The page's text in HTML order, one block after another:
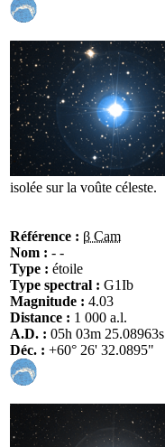
isolée sur la voûte céleste.
Référence : β Cam
Nom : - -
Type : étoile
Type spectral : G1Ib
Magnitude : 4.03
Distance : 1 000 a.l.
A.D. : 05h 03m 25.08963s
Déc. : +60° 26' 32.0895"